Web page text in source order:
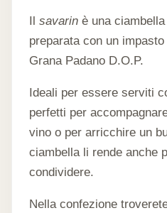
Il savarin è una
preparata con un
Grana Padano D.O.P.
Ideali per essere serviti
perfetti per
vino o per arricchire un
ciambella li rende anche
condividere.
Nella confezione